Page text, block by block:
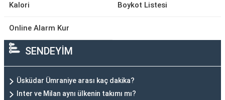
Kalori
Boykot Listesi
Online Alarm Kur
SENDEYİM
Üsküdar Ümraniye arası kaç dakika?
Inter ve Milan aynı ülkenin takımı mı?